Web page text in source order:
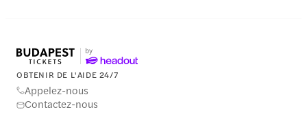
OBTENIR DE L'AIDE 24/7
Appelez-nous
Contactez-nous